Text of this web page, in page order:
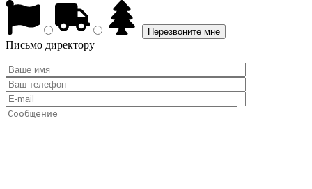
Письмо директору